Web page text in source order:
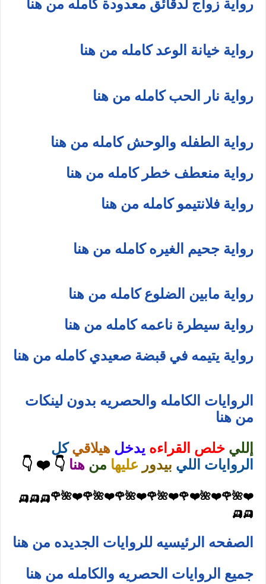
رواية خيانة الوعد كامله من هنا
رواية نار الحب كامله من هنا
رواية الطفله والوحش كامله من هنا
رواية منعطف خطر كامله من هنا
رواية فلانتيمو كامله من هنا
رواية جحيم الغيره كامله من هنا
رواية مابين الضلوع كامله من هنا
رواية سيطرة ناعمه كامله من هنا
رواية يتيمه في قبضة صعيدي كامله من هنا
الروايات الكامله والحصريه بدون لينكات
من هنا
إللي خلص القراءه يدخل هيلاقي كل
الروايات اللي بيدور عليها من هنا 👇 ❤️ 👇
❤️🌺🌹❤️🌺❤️🌹❤️🌺🌹❤️🌺🌹❤️🌺🌹❤️🌺🌹🛺🛺🛺
🛺🛺
الصفحه الرئيسيه للروايات الجديده من هنا
جميع الروايات الحصريه والكامله من هنا